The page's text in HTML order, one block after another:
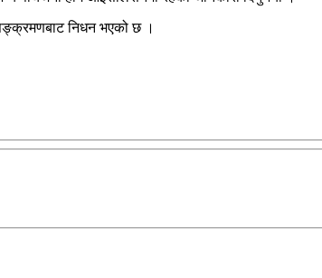
निधन भएको छ ।